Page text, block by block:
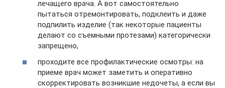
лечащего врача. А вот самостоятельно
пытаться отремонтировать, подклеить и даже
подпилить изделие (так некоторые пациенты
делают со съемными протезами) категорически
запрещено,
проходите все профилактические осмотры: на
приеме врач может заметить и оперативно
скорректировать возникшие недочеты, а если вы